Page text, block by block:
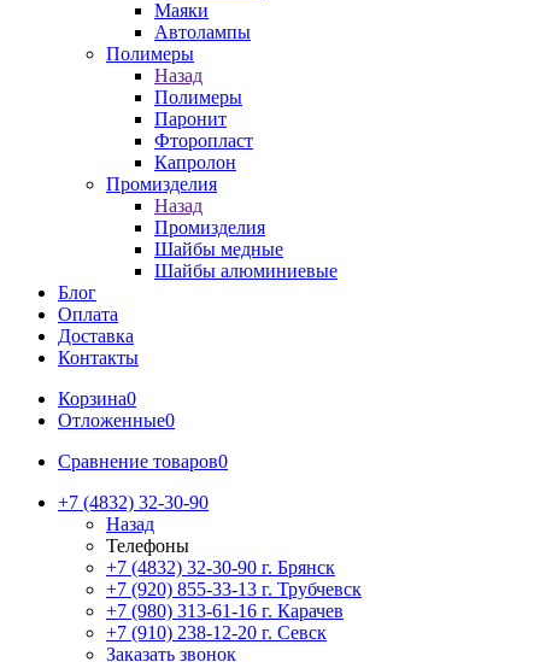
Маяки
Автолампы
Полимеры
Назад
Полимеры
Паронит
Фторопласт
Капролон
Промизделия
Назад
Промизделия
Шайбы медные
Шайбы алюминиевые
Блог
Оплата
Доставка
Контакты
Корзина0
Отложенные0
Сравнение товаров0
+7 (4832) 32-30-90
Назад
Телефоны
+7 (4832) 32-30-90 г. Брянск
+7 (920) 855-33-13 г. Трубчевск
+7 (980) 313-61-16 г. Карачев
+7 (910) 238-12-20 г. Севск
Заказать звонок